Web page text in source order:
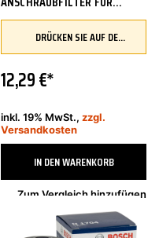
SUZUKI SWIFT IV SPLASH
ALTO 0 986 452 058
DRÜCKEN SIE AUF DEN BUTTON, UM IHR FAHRZEUG ZU ÜBERPRÜFEN UND SICHERZUSTELLEN, DASS DIESES TEIL KOMPATIBEL IST, BEVOR SIE ES BESTELLEN
12,29 €*
inkl. 19% MwSt., zzgl.
Versandkosten
IN DEN WARENKORB
Zum Vergleich hinzufügen